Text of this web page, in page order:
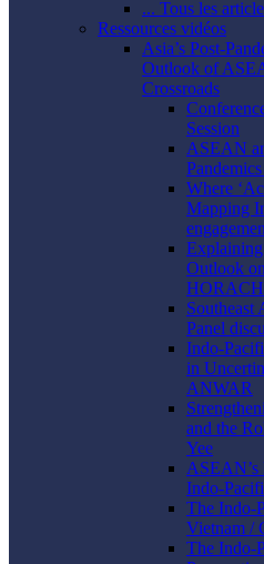
... Tous les
Ressources vidéos
Asia’s Post-
Outlook of
Crossroads
Session
ASEAN
Where
Mapping
Outlook
Southeast
Panel
Indo-
in
ANWAR
and the
Yee
ASEAN’s
Indo-
The Indo-
Vietnam /
The Indo-